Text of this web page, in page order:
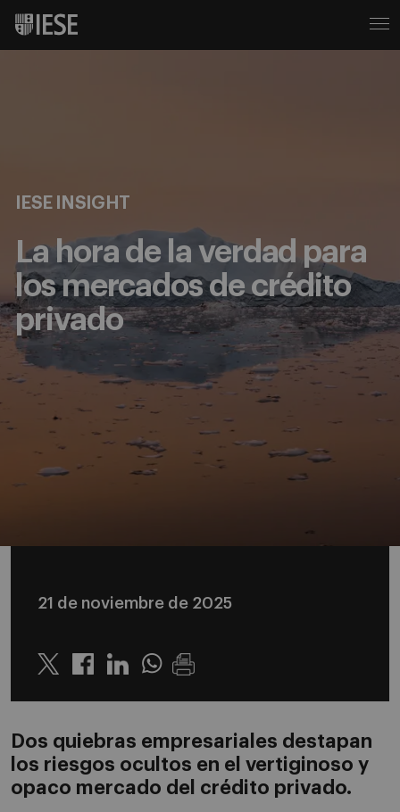
IESE INSIGHT
La hora de la verdad para
los mercados de crédito
privado
21 de noviembre de 2025
Twitter LinkedinWhatsapp
Dos quiebras empresariales destapan
los riesgos ocultos en el vertiginoso y
opaco mercado del crédito privado.